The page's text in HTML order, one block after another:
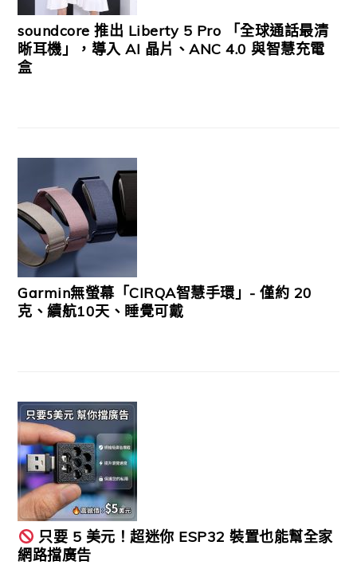
soundcore 推出 Liberty 5 Pro 「全球通話最清
晰耳機」，導入 AI 晶片、ANC 4.0 與智慧充電
盒
Garmin無螢幕「CIRQA智慧手環」- 僅約 20
克、續航10天、睡覺可戴
只要 5 美元！超迷你 ESP32 裝置也能幫全家
網路擋廣告